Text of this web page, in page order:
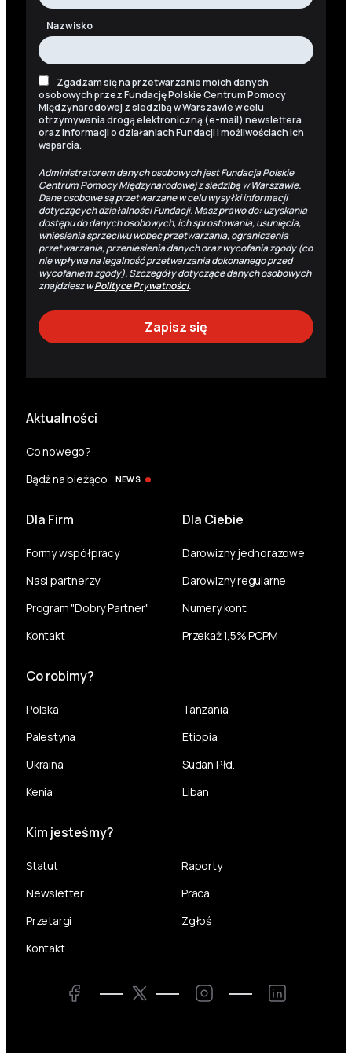
Nazwisko
Zgadzam się na przetwarzanie moich danych
osobowych przez Fundację Polskie Centrum Pomocy
Międzynarodowej z siedzibą w Warszawie w celu
otrzymywania drogą elektroniczną (e-mail) newslettera
oraz informacji o działaniach Fundacji i możliwościach ich
wsparcia.
Administratorem danych osobowych jest Fundacja Polskie
Centrum Pomocy Międzynarodowej z siedzibą w Warszawie.
Dane osobowe są przetwarzane w celu wysyłki informacji
dotyczących działalności Fundacji. Masz prawo do: uzyskania
dostępu do danych osobowych, ich sprostowania, usunięcia,
wniesienia sprzeciwu wobec przetwarzania, ograniczenia
przetwarzania, przeniesienia danych oraz wycofania zgody (co
nie wpływa na legalność przetwarzania dokonanego przed
wycofaniem zgody). Szczegóły dotyczące danych osobowych
znajdziesz wPolityce Prywatności.
Aktualności
Co nowego?
Bądź na bieżąco
NEWS
Dla Firm
Formy współpracy
Nasi partnerzy
Program "Dobry Partner"
Kontakt
Dla Ciebie
Darowizny jednorazowe
Darowizny regularne
Numery kont
Przekaż 1,5% PCPM
Co robimy?
Polska
Palestyna
Ukraina
Kenia
Tanzania
Etiopia
Sudan Płd.
Liban
Kim jesteśmy?
Statut
Raporty
Newsletter
Praca
Przetargi
Zgłoś
Kontakt
Facebook Twitter Instagram LinkedIn